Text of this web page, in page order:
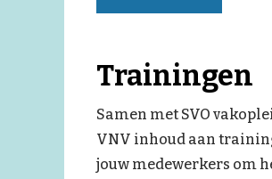
Trainingen
Samen met SVO
VNV inhoud aan
jouw medewerkers om